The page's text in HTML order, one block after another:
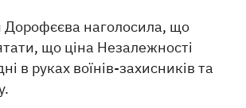
Дорофєєва наголосила, що
що ціна Незалежності
в руках воїнів-захисників та